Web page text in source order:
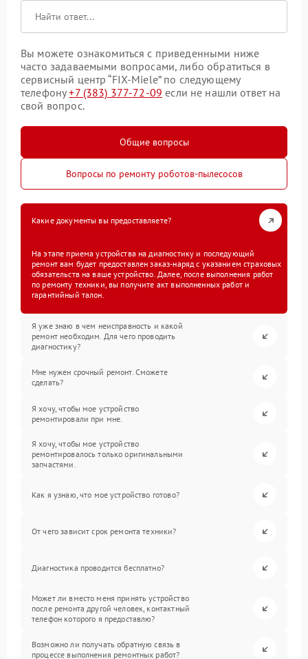
Вы можете ознакомиться с приведенными ниже
часто задаваемыми вопросами, либо обратиться в
сервисный центр “FIX-Miele” по следующему
телефону+7 (383) 377-72-09 если не нашли ответ на
свой вопрос.
Общие вопросы
Вопросы по ремонту роботов-пылесосов
Какие документы вы предоставляете?
На этапе приема устройства на диагностику и последующий
ремонт вам будет предоставлен заказ-наряд с указанием страховых
обязательств на ваше устройство. Далее, после выполнения работ
по ремонту техники, вы получите акт выполненных работ и
гарантийный талон.
Я уже знаю в чем неисправность и какой
ремонт необходим. Для чего проводить
диагностику?
Мне нужен срочный ремонт. Сможете
сделать?
Я хочу, чтобы мое устройство
ремонтировали при мне.
Я хочу, чтобы мое устройство
ремонтировалось только оригинальными
запчастями.
Как я узнаю, что мое устройство готово?
От чего зависит срок ремонта техники?
Диагностика проводится бесплатно?
Может ли вместо меня принять устройство
после ремонта другой человек, контактный
телефон которого я предоставлю?
Возможно ли получать обратную связь в
процессе выполнения ремонтных работ?